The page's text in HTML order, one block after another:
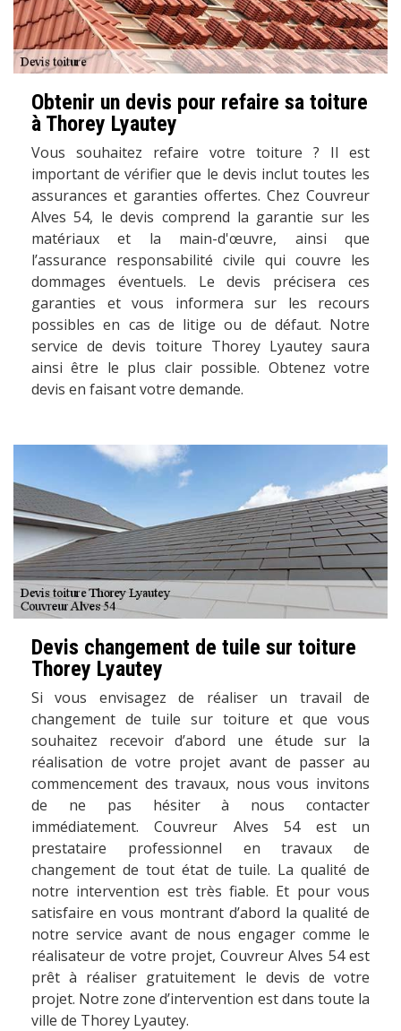
Obtenir un devis pour refaire sa toiture
à Thorey Lyautey
Vous souhaitez refaire votre toiture ? Il est
important de vérifier que le devis inclut toutes les
assurances et garanties offertes. Chez Couvreur
Alves 54, le devis comprend la garantie sur les
matériaux et la main-d'œuvre, ainsi que
l’assurance responsabilité civile qui couvre les
dommages éventuels. Le devis précisera ces
garanties et vous informera sur les recours
possibles en cas de litige ou de défaut. Notre
service de devis toiture Thorey Lyautey saura
ainsi être le plus clair possible. Obtenez votre
devis en faisant votre demande.
Devis changement de tuile sur toiture
Thorey Lyautey
Si vous envisagez de réaliser un travail de
changement de tuile sur toiture et que vous
souhaitez recevoir d’abord une étude sur la
réalisation de votre projet avant de passer au
commencement des travaux, nous vous invitons
de ne pas hésiter à nous contacter
immédiatement. Couvreur Alves 54 est un
prestataire professionnel en travaux de
changement de tout état de tuile. La qualité de
notre intervention est très fiable. Et pour vous
satisfaire en vous montrant d’abord la qualité de
notre service avant de nous engager comme le
réalisateur de votre projet, Couvreur Alves 54 est
prêt à réaliser gratuitement le devis de votre
projet. Notre zone d’intervention est dans toute la
ville de Thorey Lyautey.